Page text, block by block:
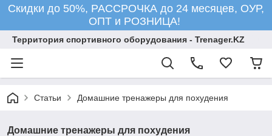
Скидки до 50%, РАССРОЧКА до 24 месяцев, ОУР,
ОПТ и РОЗНИЦА!
Территория спортивного оборудования - Trenager.KZ
Статьи Домашние тренажеры для похудения
Домашние тренажеры для похудения